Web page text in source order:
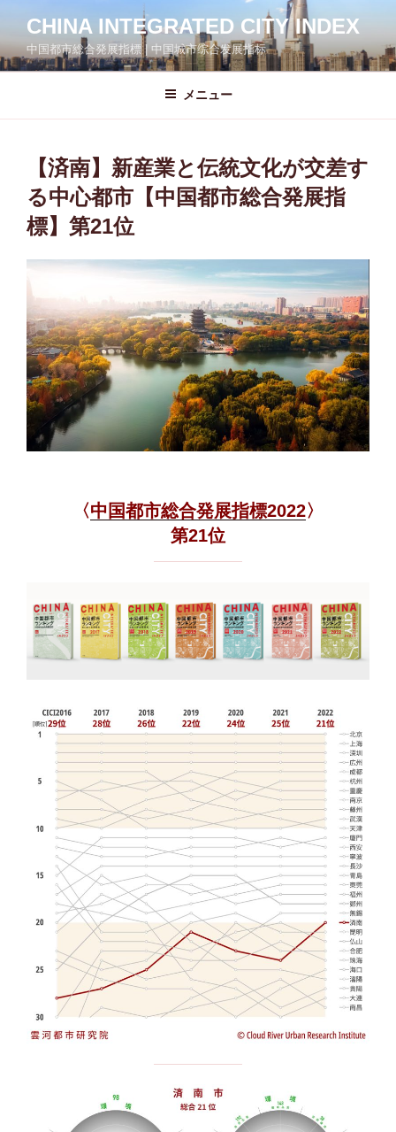
テ
ン
へ
CHINA INTEGRATED CITY INDEX
中国都市総合発展指標 | 中国城市综合发展指标
メニュー
【済南】新産業と伝統文化が交差す
る中心都市【中国都市総合発展指
標】第21位
〈中国都市総合発展指標2022〉
第21位